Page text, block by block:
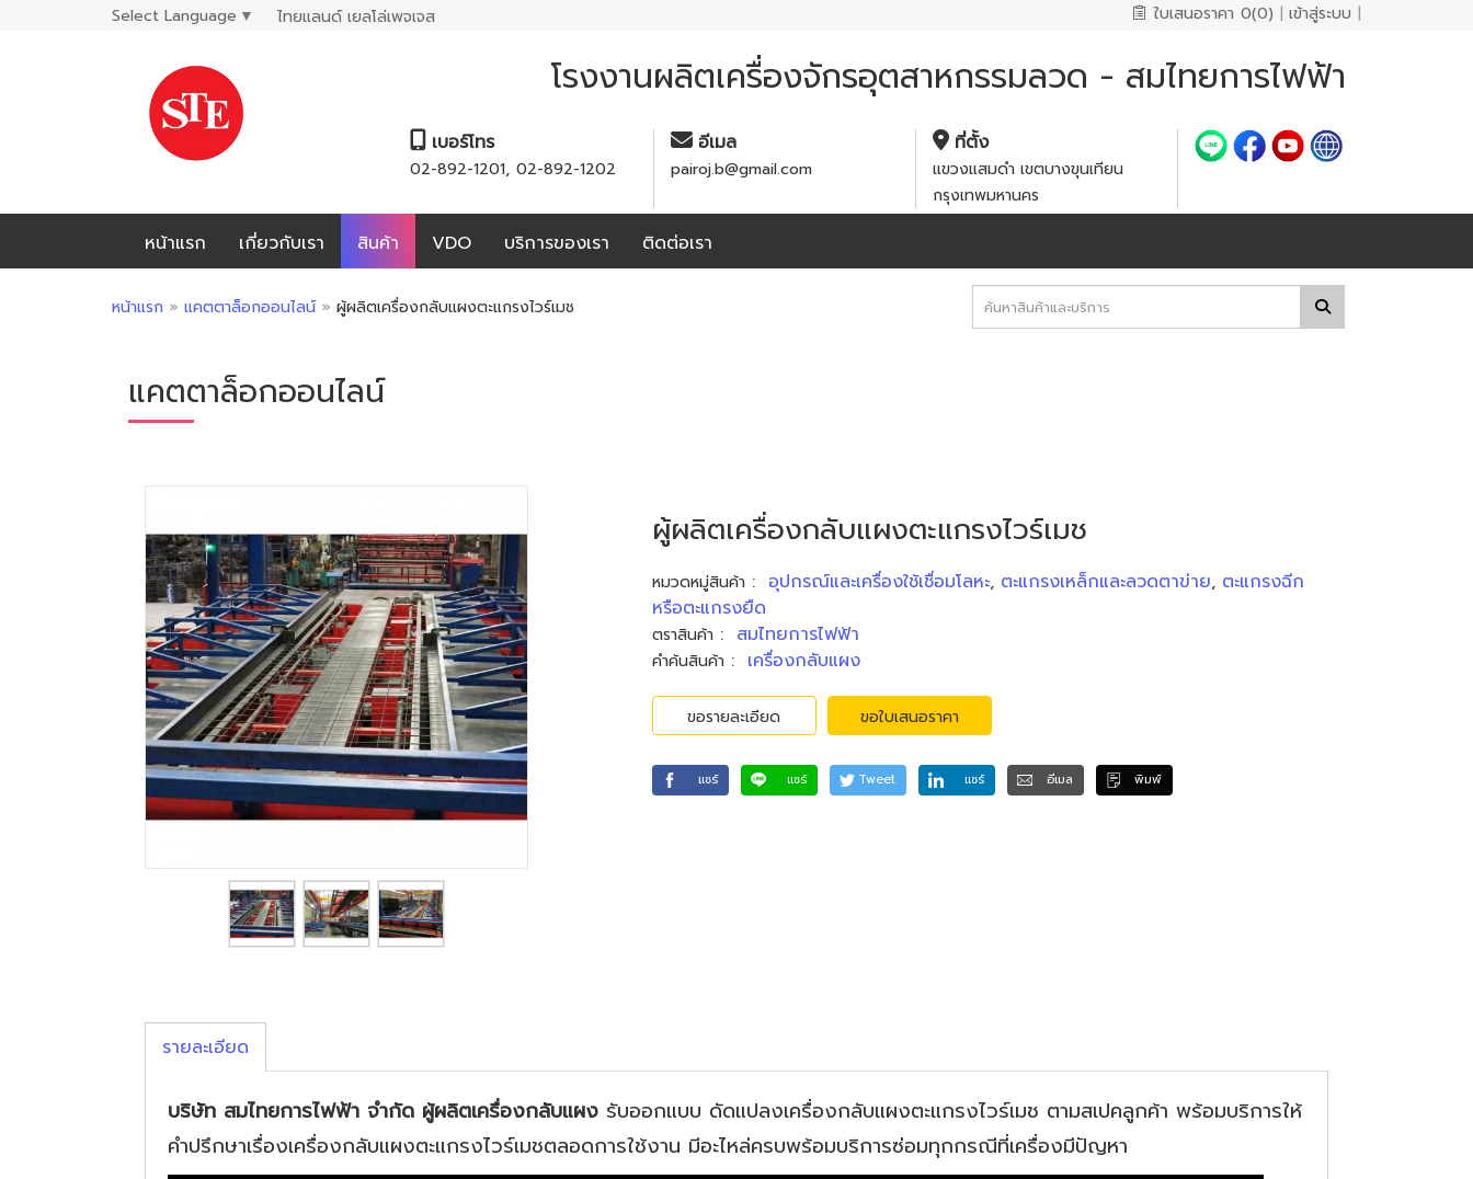
Select Language ▼ ไทยแลนด์ เยลโล่เพจเจส ใบเสนอราคา 0(0) | เข้าสู่ระบบ |
โรงงานผลิตเครื่องจักรอุตสาหกรรมลวด - สมไทยการไฟฟ้า
เบอร์โทร
02-892-1201, 02-892-1202
อีเมล
pairoj.b@gmail.com
ที่ตั้ง
แขวงแสมดำ เขตบางขุนเทียน
กรุงเทพมหานคร
หน้าแรก เกี่ยวกับเรา สินค้า VDO บริการของเรา ติดต่อเรา
หน้าแรก » แคตตาล็อกออนไลน์ » ผู้ผลิตเครื่องกลับแผงตะแกรงไวร์เมช
แคตตาล็อกออนไลน์
ผู้ผลิตเครื่องกลับแผงตะแกรงไวร์เมช
หมวดหมู่สินค้า: อุปกรณ์และเครื่องใช้เชื่อมโลหะ, ตะแกรงเหล็กและลวดตาข่าย, ตะแกรงฉีก
หรือตะแกรงยืด
ตราสินค้า: สมไทยการไฟฟ้า
คำค้นสินค้า: เครื่องกลับแผง
ขอรายละเอียด ขอใบเสนอราคา
แชร์ แชร์ Tweet แชร์ อีเมล พิมพ์
รายละเอียด
บริษัท สมไทยการไฟฟ้า จำกัด ผู้ผลิตเครื่องกลับแผง รับออกแบบ ดัดแปลงเครื่องกลับแผงตะแกรงไวร์เมช ตามสเปคลูกค้า พร้อมบริการให้
คำปรึกษาเรื่องเครื่องกลับแผงตะแกรงไวร์เมชตลอดการใช้งาน มีอะไหล่ครบพร้อมบริการซ่อมทุกกรณีที่เครื่องมีปัญหา